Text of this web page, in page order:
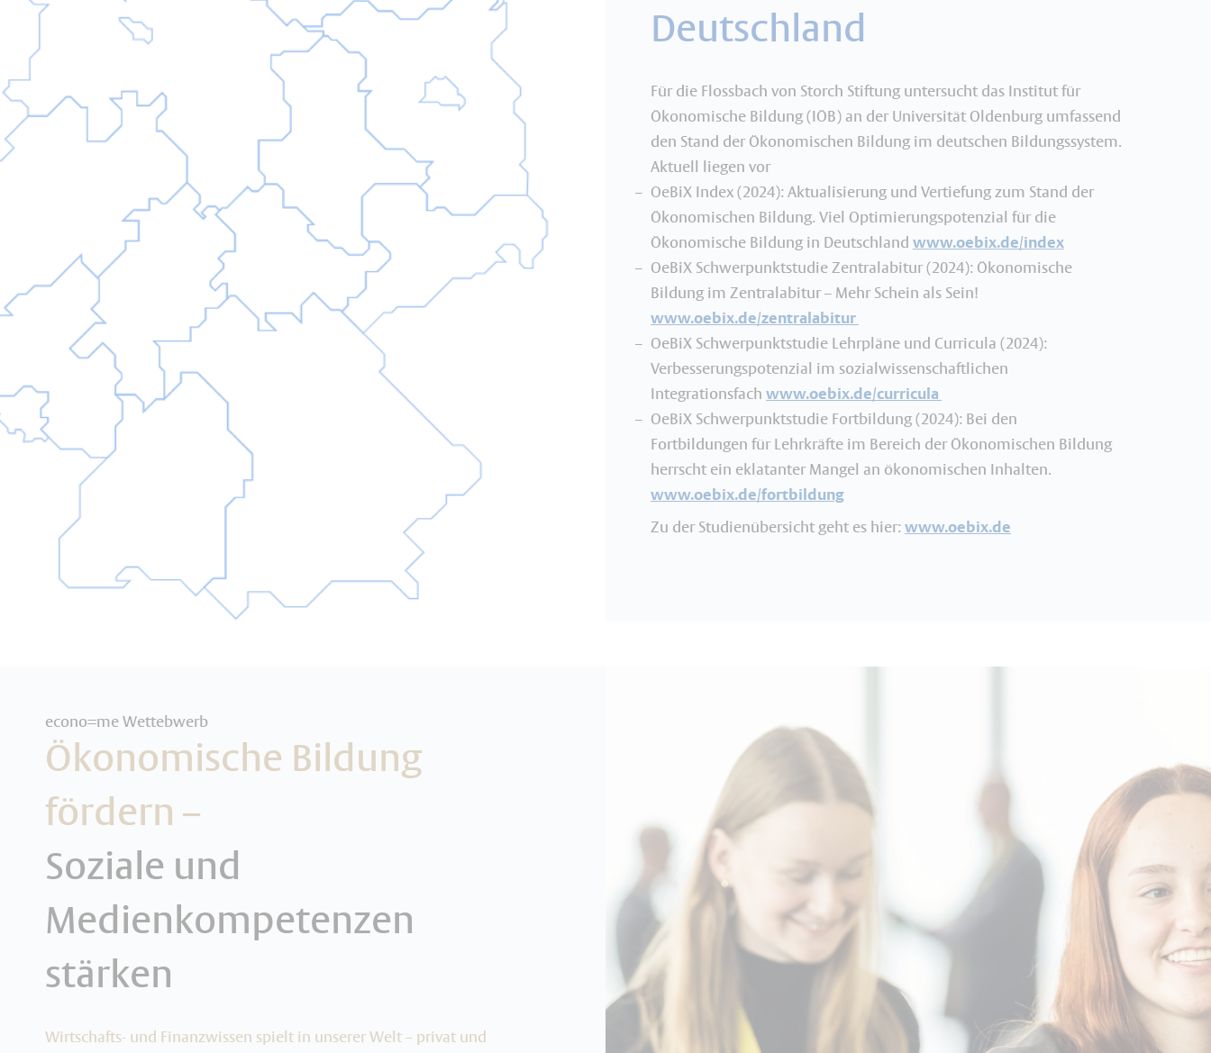
Deutschland
Für die Flossbach von Storch Stiftung untersucht das Institut für
Ökonomische Bildung (IÖB) an der Universität Oldenburg umfassend
den Stand der Ökonomischen Bildung im deutschen Bildungssystem.
Aktuell liegen vor
OeBiX Index (2024): Aktualisierung und Vertiefung zum Stand der
Ökonomischen Bildung. Viel Optimierungspotenzial für die
Ökonomische Bildung in Deutschland www.oebix.de/index
OeBiX Schwerpunktstudie Zentralabitur (2024): Ökonomische
Bildung im Zentralabitur – Mehr Schein als Sein!
www.oebix.de/zentralabitur
OeBiX Schwerpunktstudie Lehrpläne und Curricula (2024):
Verbesserungspotenzial im sozialwissenschaftlichen
Integrationsfach www.oebix.de/curricula
OeBiX Schwerpunktstudie Fortbildung (2024): Bei den
Fortbildungen für Lehrkräfte im Bereich der Ökonomischen Bildung
herrscht ein eklatanter Mangel an ökonomischen Inhalten.
www.oebix.de/fortbildung
Zu der Studienübersicht geht es hier: www.oebix.de
econo=me Wettebwerb
Ökonomische Bildung
fördern –
Soziale und
Medienkompetenzen
stärken
Wirtschafts- und Finanzwissen spielt in unserer Welt – privat und